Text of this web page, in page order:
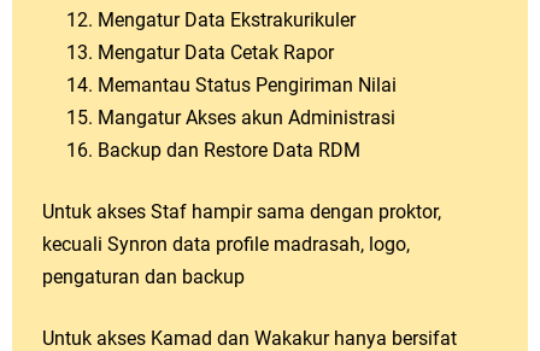
Mengatur Data Ekstrakurikuler
Mengatur Data Cetak Rapor
Memantau Status Pengiriman Nilai
Mangatur Akses akun Administrasi
Backup dan Restore Data RDM
Untuk akses Staf hampir sama dengan proktor,
kecuali Synron data profile madrasah, logo,
pengaturan dan backup
Untuk akses Kamad dan Wakakur hanya bersifat